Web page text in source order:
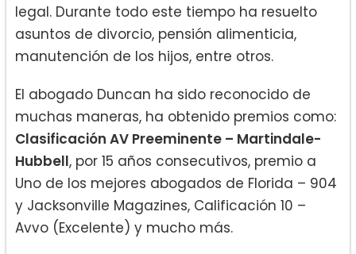
legal. Durante todo este tiempo ha resuelto
asuntos de divorcio, pensión alimenticia,
manutención de los hijos, entre otros.
El abogado Duncan ha sido reconocido de
muchas maneras, ha obtenido premios como:
Clasificación AV Preeminente – Martindale-
Hubbell, por 15 años consecutivos, premio a
Uno de los mejores abogados de Florida – 904
y Jacksonville Magazines, Calificación 10 –
Avvo (Excelente) y mucho más.